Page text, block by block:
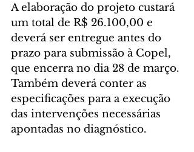
A elaboração do projeto custará
um total de R$ 26.100,00 e
deverá ser entregue antes do
prazo para submissão à Copel,
que encerra no dia 28 de março.
Também deverá conter as
especificações para a execução
das intervenções necessárias
apontadas no diagnóstico.